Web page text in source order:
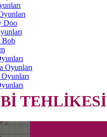
Doo
Bob
Oyunları
TEHLİKESİ